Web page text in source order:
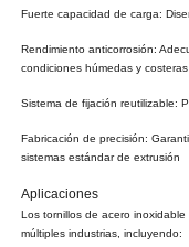
Fuerte capacidad de carga:
Rendimiento anticorrosión:
condiciones húmedas y costeras
Sistema de fijación reutilizable:
Fabricación de precisión:
sistemas estándar de extrusión
Aplicaciones
Los tornillos de acero
múltiples industrias, incluyendo: